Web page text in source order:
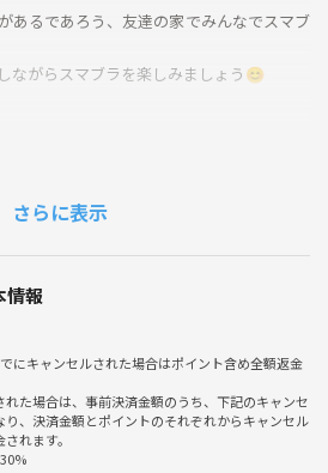
あるであろう、友達の家でみんなでスマブ
ながらスマブラを楽しみましょう😊
さらに表示
情報
にキャンセルされた場合はポイント含め全額返金
れた場合は、事前決済金額のうち、下記のキャンセ
り、決済金額とポイントのそれぞれからキャンセル
れます。